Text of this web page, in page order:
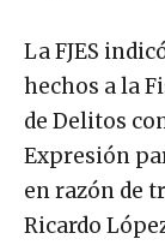
La FJES
hechos a la
de Delitos
Expresión
en razón de
Ricardo